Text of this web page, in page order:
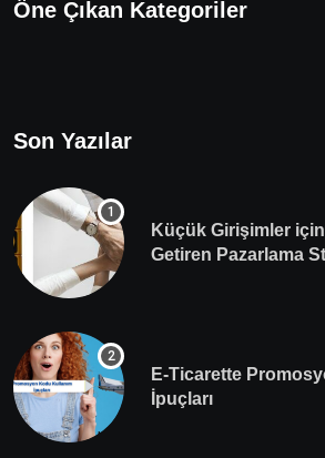
Öne Çıkan Kategoriler
Son Yazılar
Küçük Girişimler
Getiren Pazarlama
E-Ticarette
İpuçları